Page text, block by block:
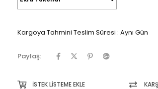
Kargoya Tahmini Teslim Süresi : Aynı Gün
Paylaş:
İSTEK LISTEME EKLE